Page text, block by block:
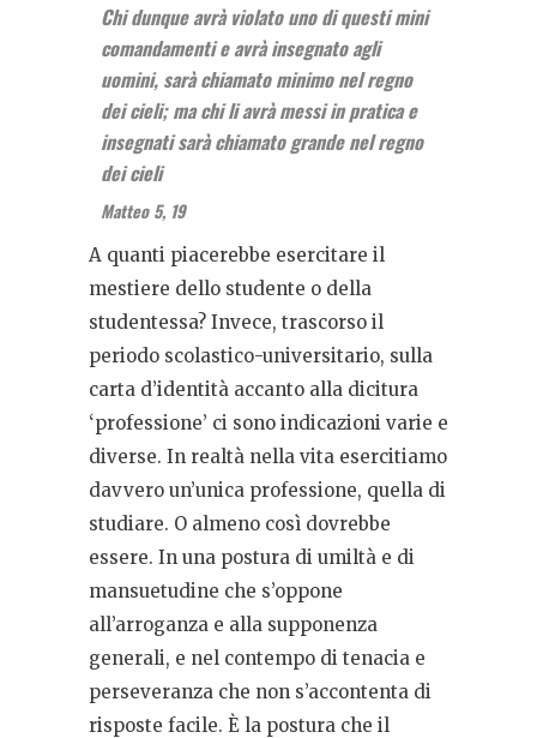
Chi dunque avrà violato uno di questi mini
comandamenti e avrà insegnato agli
uomini, sarà chiamato minimo nel regno
dei cieli; ma chi li avrà messi in pratica e
insegnati sarà chiamato grande nel regno
dei cieli
Matteo 5, 19
A quanti piacerebbe esercitare il
mestiere dello studente o della
studentessa? Invece, trascorso il
periodo scolastico-universitario, sulla
carta d’identità accanto alla dicitura
‘professione’ ci sono indicazioni varie e
diverse. In realtà nella vita esercitiamo
davvero un’unica professione, quella di
studiare. O almeno così dovrebbe
essere. In una postura di umiltà e di
mansuetudine che s’oppone
all’arroganza e alla supponenza
generali, e nel contempo di tenacia e
perseveranza che non s’accontenta di
risposte facile. È la postura che il